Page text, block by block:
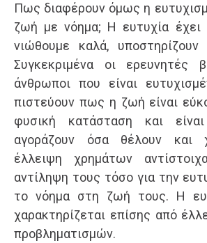
Πως διαφέρουν όμως η
ζωή με νόημα; Η ευτυχία έχει
νιώθουμε καλά, υποστηρίζουν
Συγκεκριμένα οι ερευνητές
άνθρωποι που είναι
πιστεύουν πως η ζωή είναι
φυσική κατάσταση και
αγοράζουν όσα θέλουν και
έλλειψη χρημάτων
αντίληψη τους τόσο για την
το νόημα στη ζωή τους. Η
χαρακτηρίζεται επίσης από
προβληματισμών.